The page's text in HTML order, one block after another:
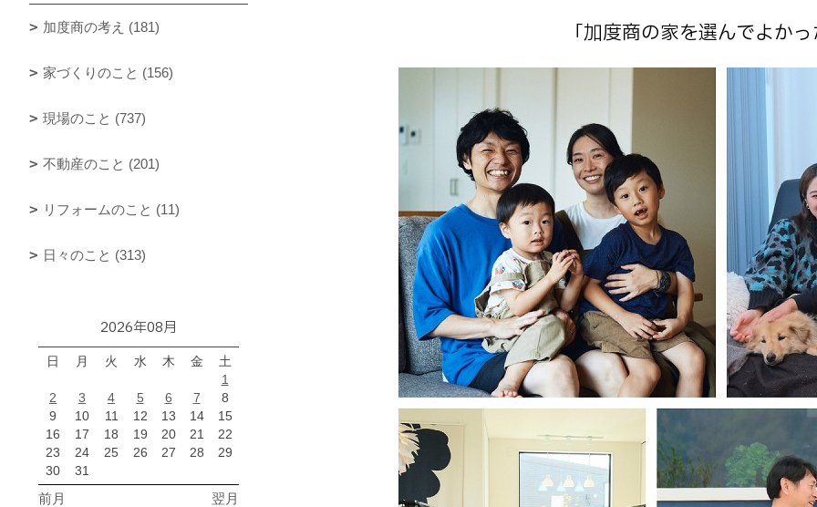
「加度商の家を選んでよか
加度商の考え (181)
家づくりのこと (156)
現場のこと (737)
不動産のこと (201)
リフォームのこと (11)
日々のこと (313)
2026年08月
日 月 火 水 木 金
土
1
2
3 4 5 6 7
8
9
10 11 12 13 14
15
16
17 18 19 20 21
22
23
24 25 26 27 28
29
30
31
前月 翌月